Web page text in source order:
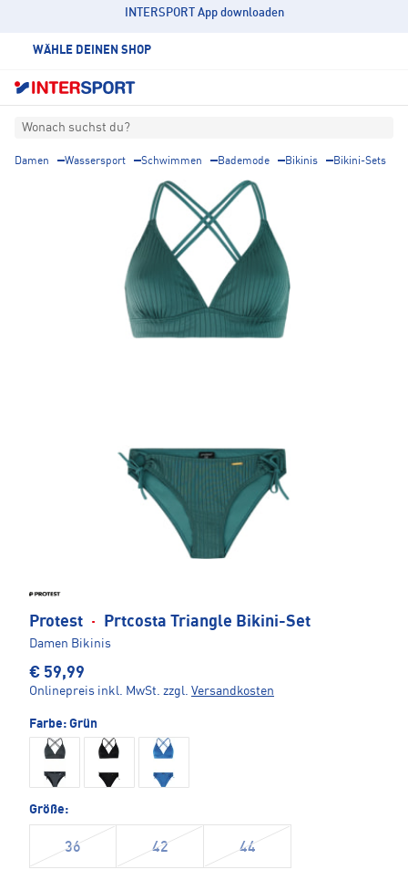
INTERSPORT App downloaden
WÄHLE DEINEN SHOP
Wonach suchst du?
Damen Wassersport Schwimmen Bademode Bikinis Bikini-Sets
Protest · Prtcosta Triangle Bikini-Set
Damen Bikinis
€ 59,99
Onlinepreis inkl. MwSt. zzgl. Versandkosten
Farbe: Grün
Größe:
36 42 44